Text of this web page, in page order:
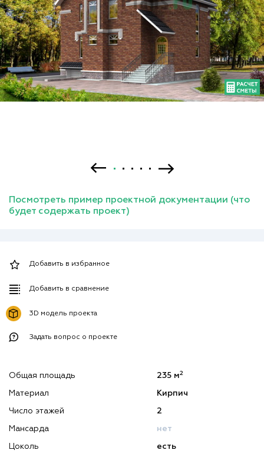
Посмотреть пример проектной документации (что
будет содержать проект)
Добавить в избранное
Добавить в сравнение
3D модель проекта
Задать вопрос о проекте
Общая площадь 235 м2
Материал Кирпич
Число этажей 2
Мансарда нет
Цоколь есть